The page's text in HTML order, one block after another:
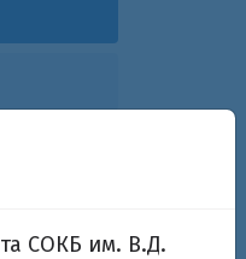
СОКБ им. В.Д.